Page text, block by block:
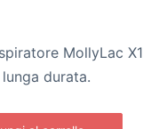
MollyLac
durata.